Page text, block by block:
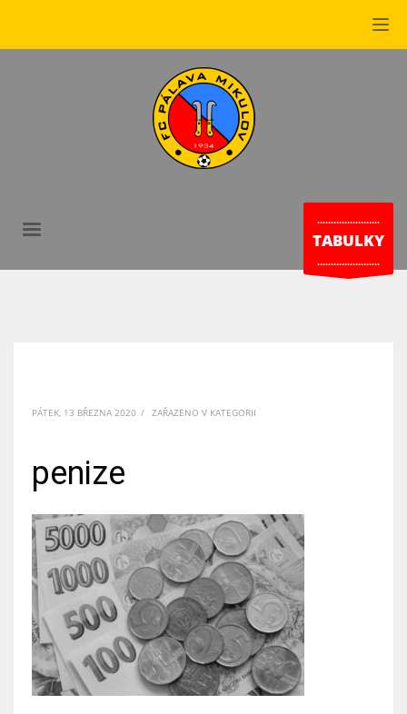
.......................
TABULKY
.......................
PÁTEK, 13 BŘEZNA 2020 / ZAŘAZENO V KATEGORII
penize